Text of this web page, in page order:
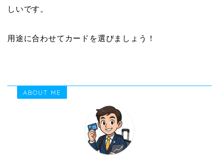
しいです。
用途に合わせてカードを選びましょう！
ABOUT ME